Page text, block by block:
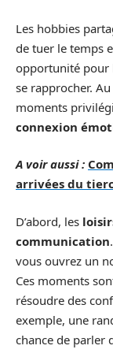
Les hobbies
de tuer le temps
opportunité pour
se rapprocher.
moments
connexion
A voir aussi :
arrivées du
D’abord, les
communication
vous ouvrez un
Ces moments
résoudre des
exemple, une
chance de parler